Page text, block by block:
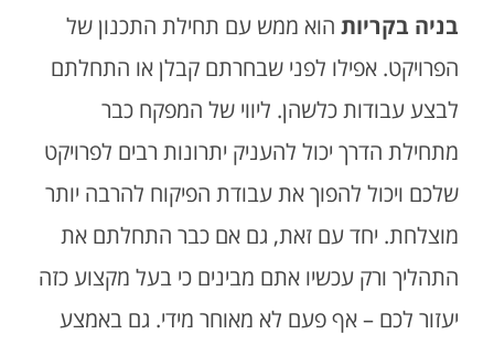
בניה בקריות הוא ממש עם תחילת התכנון של
הפרויקט. אפילו לפני שבחרתם קבלן או התחלתם
לבצע עבודות כלשהן. ליווי של המפקח כבר
מתחילת הדרך יכול להעניק יתרונות רבים לפרויקט
שלכם ויכול להפוך את עבודת הפיקוח להרבה יותר
מוצלחת. יחד עם זאת, גם אם כבר התחלתם את
התהליך ורק עכשיו אתם מבינים כי בעל מקצוע כזה
יעזור לכם – אף פעם לא מאוחר מידי. גם באמצע